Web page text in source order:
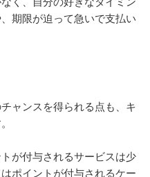
。
を支払えます。